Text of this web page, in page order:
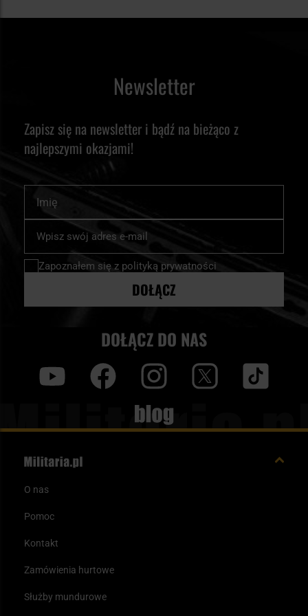
Newsletter
Zapisz się na newsletter i bądź na bieżąco z
najlepszymi okazjami!
nasz
newsletter:
Zapoznałem się z polityką prywatności
DOŁĄCZ
DOŁĄCZ DO NAS
Blog
O nas
Pomoc
Kontakt
Zamówienia hurtowe
Służby mundurowe